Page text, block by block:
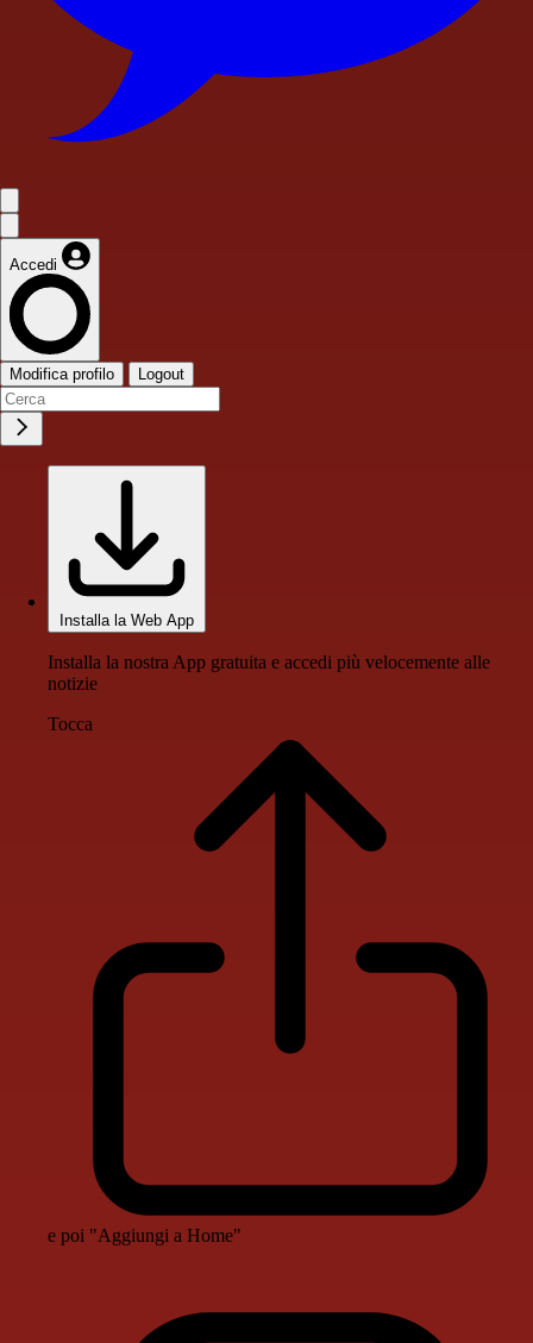
Accedi
Modifica profilo Logout
Installa la Web App
Installa la nostra App gratuita e accedi più velocemente alle
notizie
Tocca
e poi "Aggiungi a Home"